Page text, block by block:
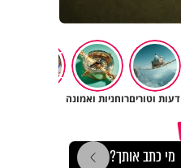
דעות וטוריםרוחניות ואמונה
מי כתב אותך?